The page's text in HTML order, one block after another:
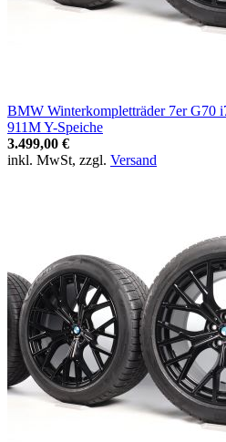
BMW Winterkompletträder 7er G70
911M Y-Speiche
3.499,00 €
inkl. MwSt, zzgl. Versand